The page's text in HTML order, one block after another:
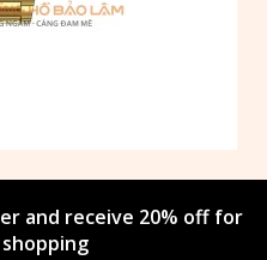
and receive 20% off for